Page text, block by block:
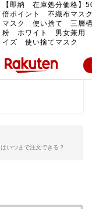
【即納 在庫処分価格
倍ポイント 不織布マ
マスク 使い捨て 三層
粉 ホワイト 男女兼用
イズ 使い捨てマスク
いつまで注文できる？